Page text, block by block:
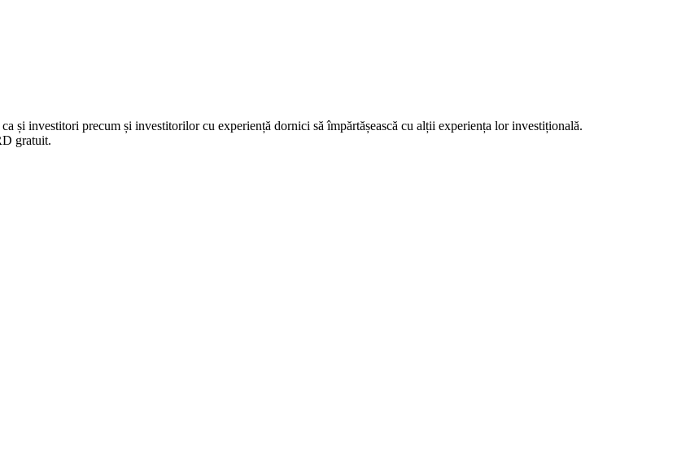
și investitori precum și investitorilor cu experiență dornici să împărtășească cu alții experiența lor investițională.
gratuit.